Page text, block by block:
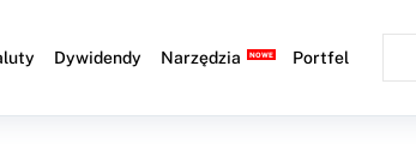
Dywidendy Narzędzia Portfel